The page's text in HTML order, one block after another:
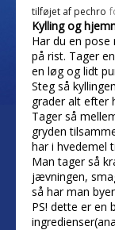
tilføjet af pechro
Kylling og
Har du en
på rist. Tager
en løg og lidt
Steg så
grader alt efter
Tager så
gryden
har i hvedemel
Man tager så
jævningen,
så har man
PS! dette er en